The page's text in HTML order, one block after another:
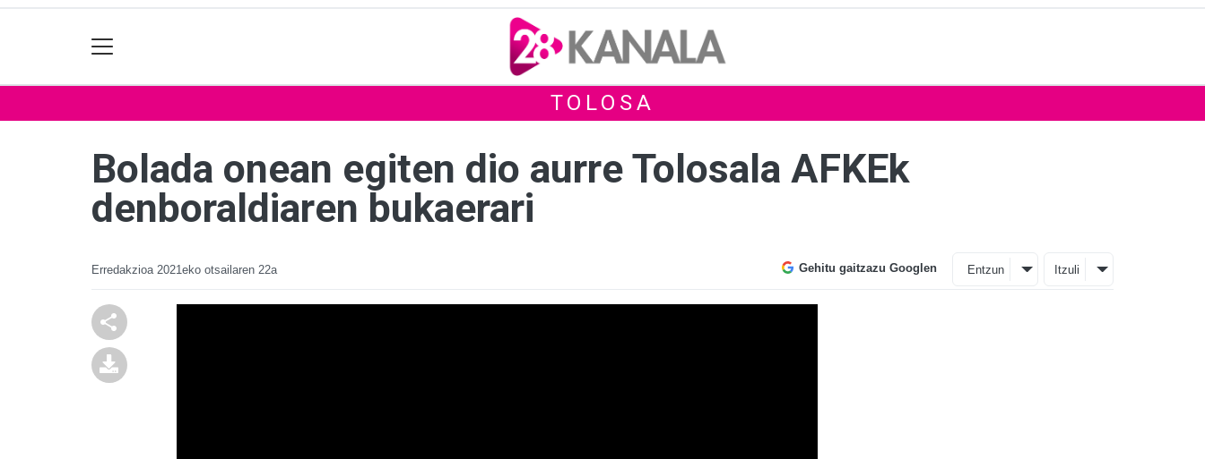
TOLOSA
Bolada onean egiten dio aurre Tolosala AFKEk
denboraldiaren bukaerari
Erredakzioa 2021eko otsailaren 22a Gehitu gaitzazu Googlen Entzun Itzuli